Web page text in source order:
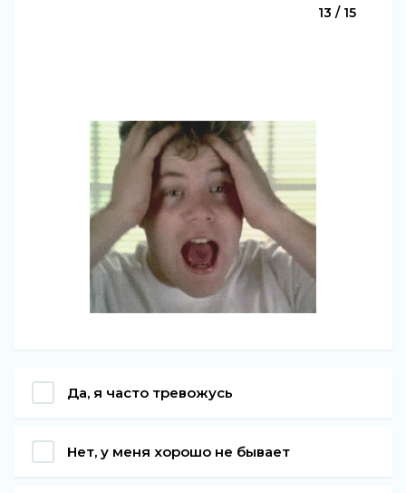
13 / 15
Да, я часто тревожусь
Нет, у меня хорошо не бывает